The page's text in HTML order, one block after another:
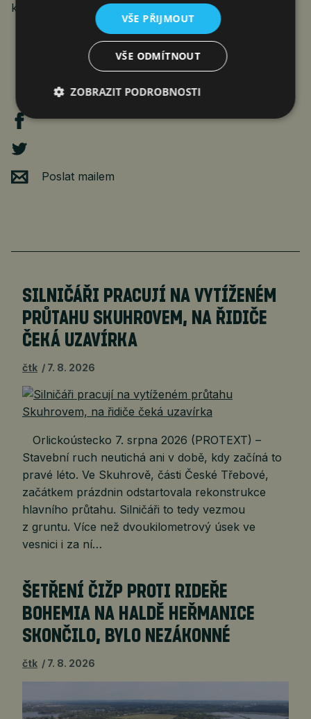
která je k dispozici na adresehttp://www.protext.cz
Poslat mailem
SILNIČÁŘI PRACUJÍ NA VYTÍŽENÉM
PRŮTAHU SKUHROVEM, NA ŘIDIČE
ČEKÁ UZAVÍRKA
čtk 7. 8. 2026
Orlickoústecko 7. srpna 2026 (PROTEXT) –
Stavební ruch neutichá ani v době, kdy začíná to
pravé léto. Ve Skuhrově, části České Třebové,
začátkem prázdnin odstartovala rekonstrukce
hlavního průtahu. Silničáři to tedy vezmou
z gruntu. Více než dvoukilometrový úsek ve
vesnici i za ní…
ŠETŘENÍ ČIŽP PROTI RIDEŘE
BOHEMIA NA HALDĚ HEŘMANICE
SKONČILO, BYLO NEZÁKONNÉ
čtk 7. 8. 2026
VŠE PŘIJMOUT
VŠE ODMÍTNOUT
ZOBRAZIT PODROBNOSTI